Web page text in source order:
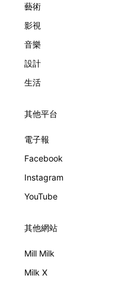
Lady Arpels Bal des Amoureux
藝術
影視
音樂
設計
生活
其他平台
電子報
Facebook
Instagram
YouTube
其他網站
Mill Milk
Milk X